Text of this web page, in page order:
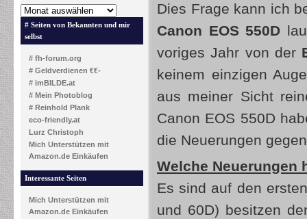
# Seiten von Bekannten und mir
selbst
# fh-forum.org
# Geldverdienen €€-
# imBILDE.at
# Mein Photoblog
# Reinhold Plank
eco-friendly.at
Lurz Christoph
Mich Unterstützen mit
Amazon.de Einkäufen
Interessante Seiten
Mich Unterstützen mit
Amazon.de Einkäufen
Dies Frage kann ich
Canon EOS 550D
voriges Jahr von der
keinem einzigen
aus meiner Sicht
Canon EOS 550D
die Neuerungen
Welche Neuerungen
Es sind auf den
und 60D) besitzen